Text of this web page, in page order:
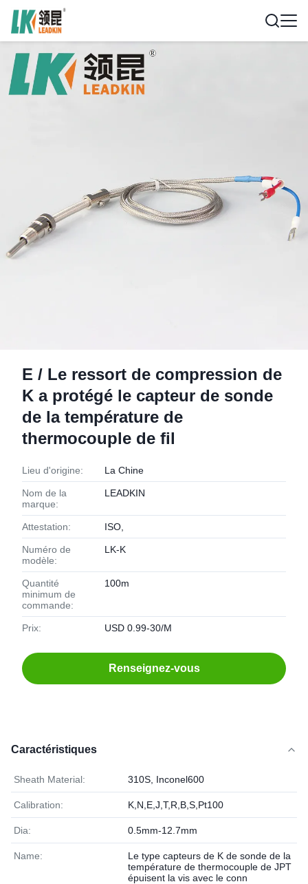
E / Le ressort de compression de
K a protégé le capteur de sonde
de la température de
thermocouple de fil
Lieu d'origine: La Chine
Nom de la
marque:
LEADKIN
Attestation: ISO,
Numéro de
modèle:
LK-K
Quantité
minimum de
commande:
100m
Prix: USD 0.99-30/M
Renseignez-vous
Caractéristiques
Sheath Material: 310S, Inconel600
Calibration: K,N,E,J,T,R,B,S,Pt100
Dia: 0.5mm-12.7mm
Name:
Le type capteurs de K de sonde de la
température de thermocouple de JPT
épuisent la vis avec le conn